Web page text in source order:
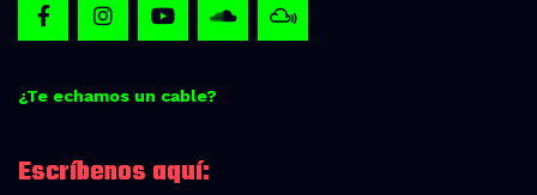
¿Te echamos un cable?
Escríbenos aquí: